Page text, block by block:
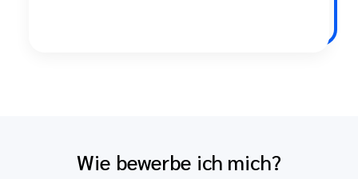
Wie bewerbe ich mich?